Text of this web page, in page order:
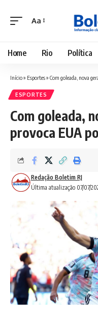
Font
Aa
Home Rio Política
Início» Esportes» Com goleada, nova
ESPORTES
Com goleada,
provoca EUA
Última atualização 07/07/
Redação Boletim RJ